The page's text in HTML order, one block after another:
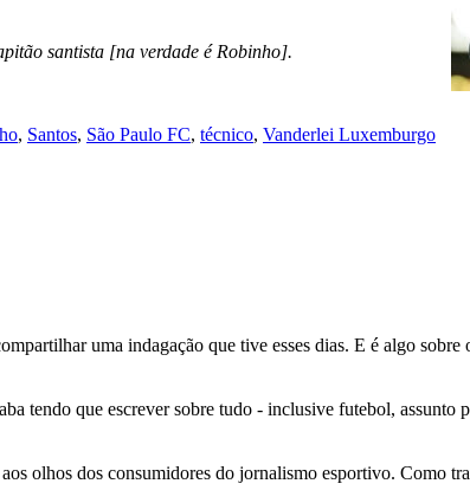
santista [na verdade é Robinho].
, Santos, São Paulo FC, técnico, Vanderlei Luxemburgo
uma indagação que tive esses dias. E é algo
tendo que escrever sobre tudo - inclusive futebol, assunto
olhos dos consumidores do jornalismo esportivo. Como